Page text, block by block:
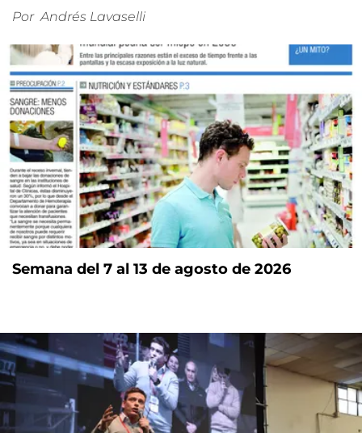
Por Andrés Lavaselli
Semana del 7 al 13 de agosto de 2026